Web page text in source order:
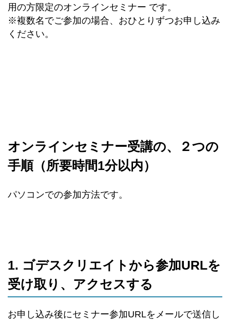
用の方限定のオンラインセミナー です。
※複数名でご参加の場合、おひとりずつお申し込み
ください。
オンラインセミナー受講の、２つの
手順（所要時間1分以内）
パソコンでの参加方法です。
1. ゴデスクリエイトから参加URLを
受け取り、アクセスする
お申し込み後にセミナー参加URLをメールで送信し